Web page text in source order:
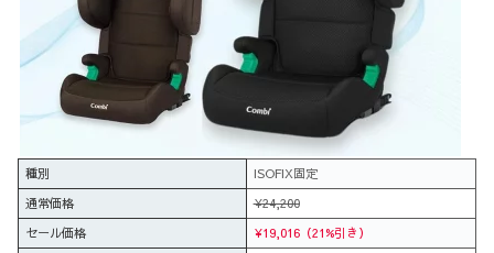
種別
ISOFIX固定
通常価格
¥24,200
セール価格
¥19,016（21%引き）